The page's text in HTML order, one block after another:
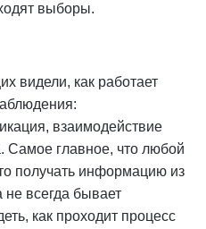
выборы.
видели, как работает
взаимодействие
Самое главное, что любой
получать информацию из
не всегда бывает
как проходит процесс